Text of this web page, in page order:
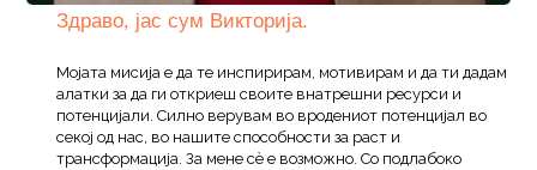
Здраво, јас сум Викторија.
Мојата мисија е да те инспирирам, мотивирам и да ти дадам
алатки за да ги откриеш своите внатрешни ресурси и
потенцијали. Силно верувам во вродениот потенцијал во
секој од нас, во нашите способности за раст и
трансформација. За мене сè е возможно. Со подлабоко